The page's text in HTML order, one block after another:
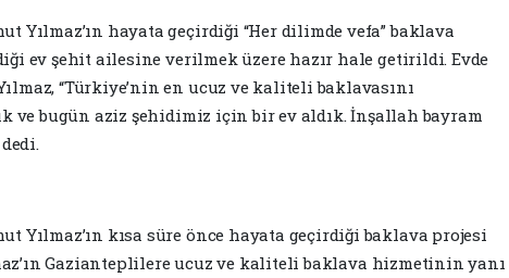
Yılmaz’ın hayata geçirdiği “Her dilimde vefa” baklava
ev şehit ailesine verilmek üzere hazır hale getirildi. Evde
“Türkiye’nin en ucuz ve kaliteli baklavasını
ve bugün aziz şehidimiz için bir ev aldık. İnşallah bayram
Yılmaz’ın kısa süre önce hayata geçirdiği baklava projesi
Gazianteplilere ucuz ve kaliteli baklava hizmetinin yanı